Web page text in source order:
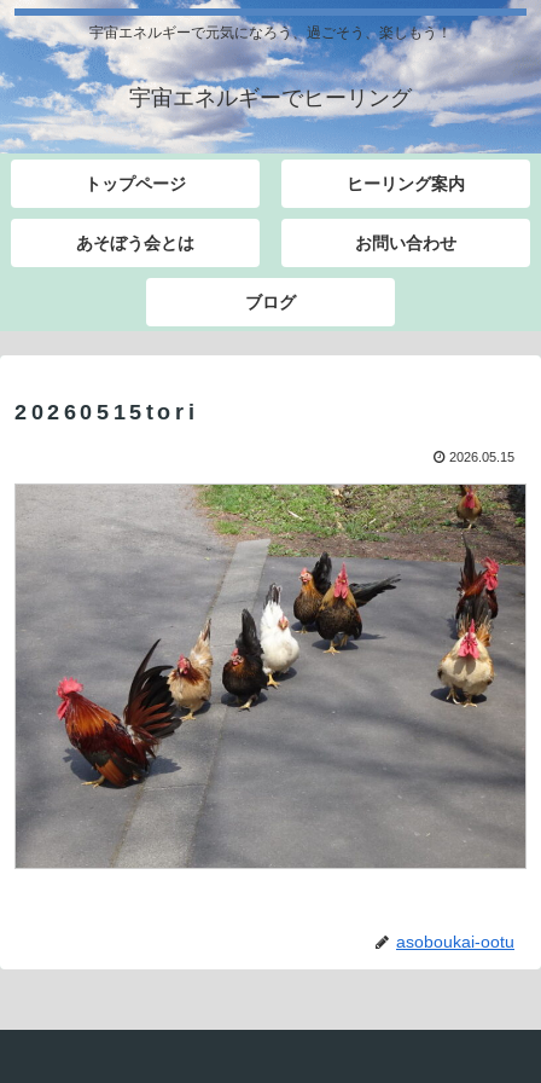
宇宙エネルギーで元気になろう、過ごそう、楽しもう！
宇宙エネルギーでヒーリング
トップページ ヒーリング案内
あそぼう会とは お問い合わせ
ブログ
20260515tori
2026.05.15
asoboukai-ootu